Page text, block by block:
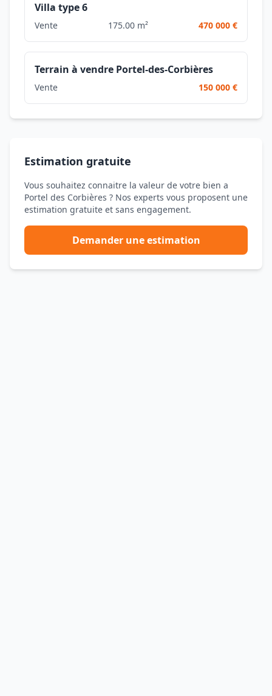
Villa type 6
Vente 175.00 m² 470 000 €
Terrain à vendre Portel-des-Corbières
Vente 150 000 €
Estimation gratuite
Vous souhaitez connaitre la valeur de votre bien a
Portel des Corbières ? Nos experts vous proposent une
estimation gratuite et sans engagement.
Demander une estimation